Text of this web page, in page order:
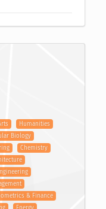
Humanities
Biology
Chemistry
& Finance